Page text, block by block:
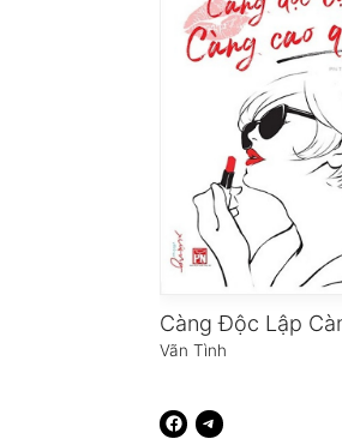
Vãn Tình